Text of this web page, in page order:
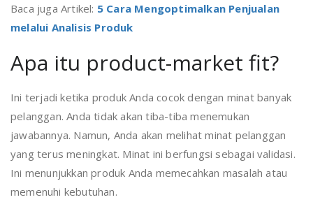
Baca juga Artikel: 5 Cara Mengoptimalkan Penjualan
melalui Analisis Produk
Apa itu product-market fit?
Ini terjadi ketika produk Anda cocok dengan minat banyak
pelanggan. Anda tidak akan tiba-tiba menemukan
jawabannya. Namun, Anda akan melihat minat pelanggan
yang terus meningkat. Minat ini berfungsi sebagai validasi.
Ini menunjukkan produk Anda memecahkan masalah atau
memenuhi kebutuhan.